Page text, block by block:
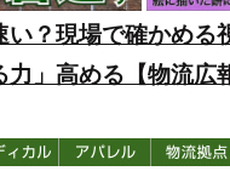
？現場で確かめる
」高める【物流広